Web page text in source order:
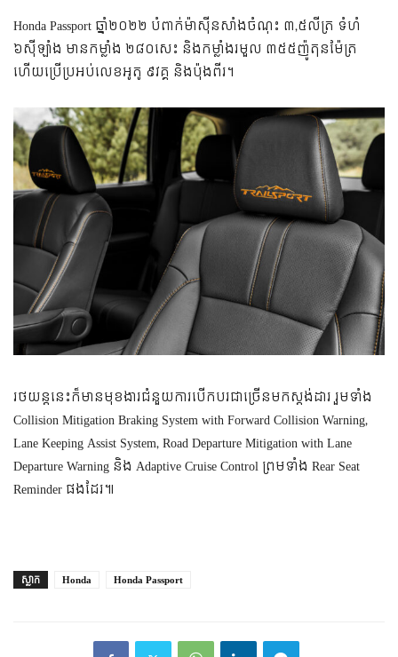
Honda Passport ឆ្នាំ២០២២ បំពាក់ម៉ាស៊ីនសាំងចំណុះ ៣,៥លីត្រ ទំហំ
៦ស៊ីឡាំង មានកម្លាំង ២៨០សេះ និងកម្លាំងរមួល ៣៥៥ញ៉ូតុនម៉ែត្រ
ហើយប្រើប្រអប់លេខអូតូ ៩វគ្គ និងប៉ុងពីរ។
រថយន្តនេះក៏មានមុខងារជំនួយការបើកបរជាច្រើនមកស្តង់ដារ រួមទាំង
Collision Mitigation Braking System with Forward Collision Warning,
Lane Keeping Assist System, Road Departure Mitigation with Lane
Departure Warning និង Adaptive Cruise Control ព្រមទាំង Rear Seat
Reminder ផងដែរ៕
ស្លាក Honda Honda Passport